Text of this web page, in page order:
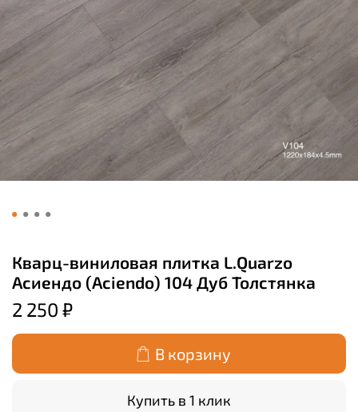
Кварц-виниловая плитка L.Quarzo
Асиендо (Aciendo) 104 Дуб Толстянка
2 250 ₽
В корзину
Купить в 1 клик